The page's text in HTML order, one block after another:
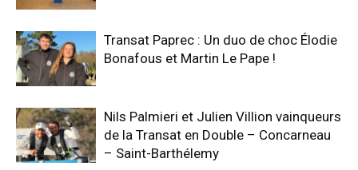
Transat Paprec : Un duo de choc Élodie
Bonafous et Martin Le Pape !
Nils Palmieri et Julien Villion vainqueurs
de la Transat en Double – Concarneau
– Saint-Barthélemy